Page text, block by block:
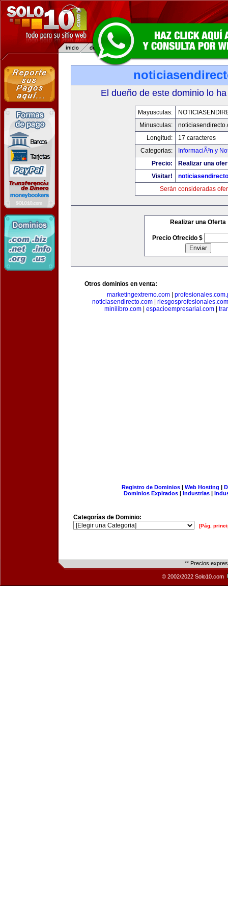
El dueño de este dominio lo
Mayusculas:
Minusculas:
Longitud:
17 caracteres
Categorias:
InformaciÃ³n y
Precio:
Realizar una
Visitar!
Serán consideradas
Realizar una Oferta
Precio Ofrecido $
Otros dominios en venta:
marketingextremo.com|
noticiasendirecto.com
riesgosprofesionales.com
minilibro.com| espacioempresarial.com|
Registro de Dominios| Web Hosting |
Dominios Expirados | Industrias |
Categorías de Dominio:
[Pág.
** Precios
© 2002/2022 Solo10.com